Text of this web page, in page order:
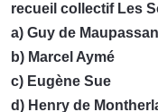
recueil collectif Les
a) Guy de
b) Marcel Aymé
c) Eugène Sue
d) Henry de